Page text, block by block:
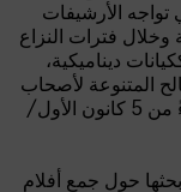
تواجه الأرشيفات
وخلال فترات النزاع
ديناميكية،
المتنوعة لأصحاب
المصلحة. سيقدم البرنامج ثلاثة محاضرات ابتداءً من 5 كانون الأول/
حول جمع أفلام